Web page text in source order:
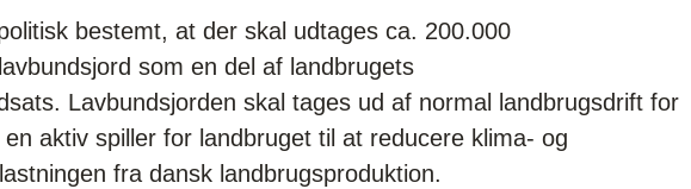
bestemt, at der skal udtages ca. 200.000
som en del af landbrugets
Lavbundsjorden skal tages ud af normal landbrugsdrift for
aktiv spiller for landbruget til at reducere klima- og
fra dansk landbrugsproduktion.